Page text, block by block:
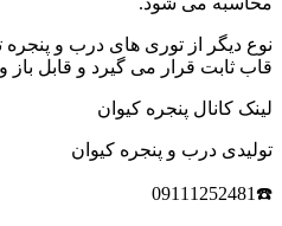
نوع دیگر از توری های درب و
قاب ثابت قرار می گیرد و قابل
لینک کانال پنجره کیوان
تولیدی درب و پنجره کیوان
☎️09111252481